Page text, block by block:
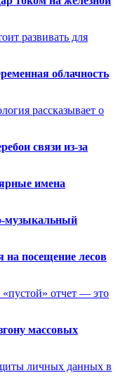
развивать для
облачность
рассказывает о
связи из-за
имена
музыкальный
на посещение лесов
«пустой» отчет — это
массовых
личных данных в